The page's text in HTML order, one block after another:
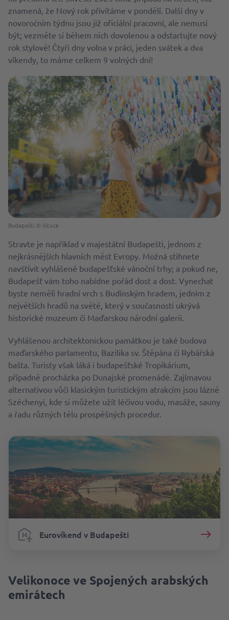
znamená, že Nový rok přivítáme v pondělí. Další dny v
novoročním týdnu jsou již oficiální pracovní, ale nemusí
být; vezměte si během nich dovolenou a odstartujte nový
rok stylově! Čtyři dny volna v práci, jeden svátek a dva
víkendy, to máme celkem 9 volných dní!
Budapešti © iStock
Stravte je například v majestátní Budapešti, jednom z
nejkrásnějších hlavních měst Evropy. Možná stihnete
navštívit vyhlášené budapešťské vánoční trhy; a pokud ne,
Budapešť vám toho nabídne pořád dost a dost. Vynechat
byste neměli hradní vrch s Budínským hradem, jedním z
největších hradů na světě, který v současnosti ukrývá
historické muzeum či Maďarskou národní galerii.
Vyhlášenou architektonickou památkou je také budova
maďarského parlamentu, Bazilika sv. Štěpána či Rybářská
bašta. Turisty však láká i budapešťské Tropikárium,
případně procházka po Dunajské promenádě. Zajímavou
alternativou vůči klasickým turistickým atrakcím jsou lázně
Széchenyi, kde si můžete užít léčivou vodu, masáže, sauny
a řadu různých tělu prospěšných procedur.
Eurovíkend v Budapešti
Velikonoce ve Spojených arabských
emirátech